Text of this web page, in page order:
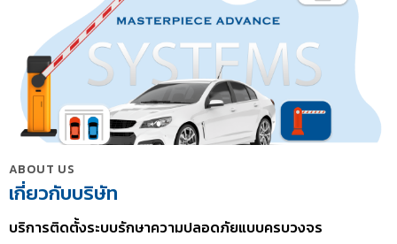
ABOUT US
เกี่ยวกับบริษัท
บริการติดตั้งระบบรักษาความปลอดภัยแบบครบวงจร